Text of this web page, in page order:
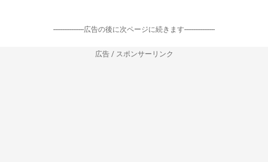
-----------------広告の後に次ページに続きます-----------------
広告 / スポンサーリンク